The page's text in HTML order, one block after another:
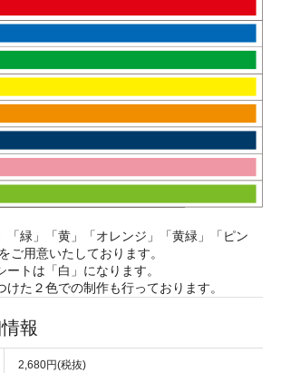
「緑」「黄」「オレンジ」「黄緑」「ピン
ご用意いたしております。
トは「白」になります。
けた２色での制作も行っております。
報
2,680円(税抜)